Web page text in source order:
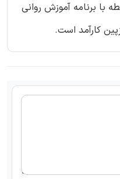
با برنامه آموزش روانی
کارآمد است.